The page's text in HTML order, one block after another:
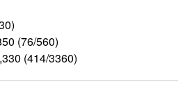
(76/560)
(414/3360)